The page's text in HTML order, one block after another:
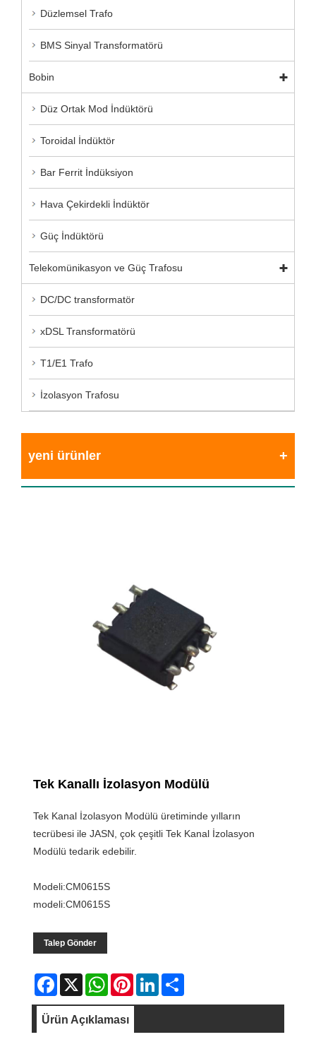
Düzlemsel Trafo
BMS Sinyal Transformatörü
Bobin
Düz Ortak Mod İndüktörü
Toroidal İndüktör
Bar Ferrit İndüksiyon
Hava Çekirdekli İndüktör
Güç İndüktörü
Telekomünikasyon ve Güç Trafosu
DC/DC transformatör
xDSL Transformatörü
T1/E1 Trafo
İzolasyon Trafosu
yeni ürünler
Tek Kanallı İzolasyon Modülü
Tek Kanal İzolasyon Modülü üretiminde yılların
tecrübesi ile JASN, çok çeşitli Tek Kanal İzolasyon
Modülü tedarik edebilir.
Modeli:CM0615S
modeli:CM0615S
Talep Gönder
Facebook
X WhatsAppPinterestLinkedIn
Ürün Açıklaması